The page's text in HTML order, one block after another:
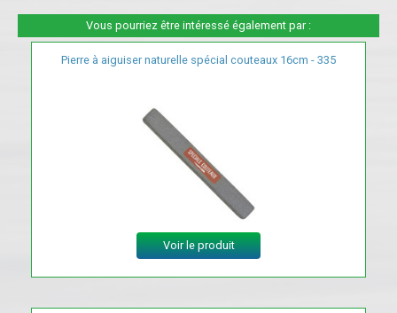
Vous pourriez être intéressé également par :
Pierre à aiguiser naturelle spécial couteaux 16cm - 335
Voir le produit